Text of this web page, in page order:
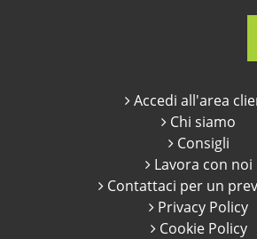
Accedi all'area
Chi siamo
Consigli
Lavora con noi
Contattaci per un
Privacy Policy
Cookie Policy